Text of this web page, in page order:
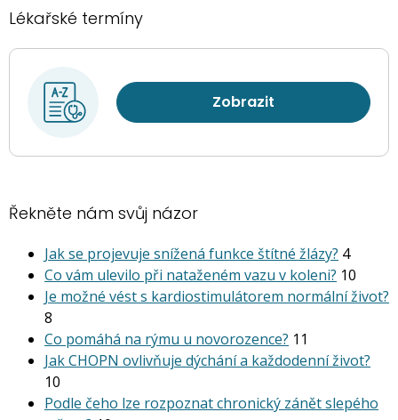
Lékařské termíny
Zobrazit
Řekněte nám svůj názor
Jak se projevuje snížená funkce štítné žlázy? 4
Co vám ulevilo při nataženém vazu v koleni? 10
Je možné vést s kardiostimu­látorem normální život?
8
Co pomáhá na rýmu u novorozence? 11
Jak CHOPN ovlivňuje dýchání a každodenní život?
10
Podle čeho lze rozpoznat chronický zánět slepého